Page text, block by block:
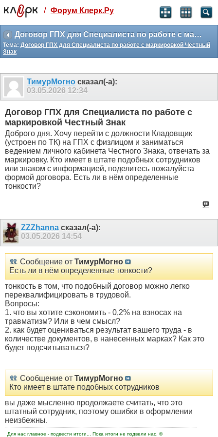
Святые угодники, Клерк без рекламы
прекрасен:)
месяц
99 ₽
259 ₽
-10%
полгода
499
-15%
Отмена Оплатить
/ Форум Клерк.Ру
Договор ГПХ для Специалиста по работе с маркировкой Честный Знак
Тема: Договор ГПХ для Специалиста по работе с маркировкой Честный
Знак
ТимурМогно сказал(-а):
03.05.2026 12:34
Договор ГПХ для Специалиста по работе с
маркировкой Честный Знак
Доброго дня. Хочу перейти с должности Кладовщик
(устроен по ТК) на ГПХ с физлицом и заниматься
ведением личного кабинета Честного Знака, отвечать за
маркировку. Кто имеет в штате подобных сотрудников
или знаком с информацией, поделитесь пожалуйста
формой договора. Есть ли в нём определенные
тонкости?
ZZZhannaсказал(-а):
03.05.2026 14:54
Сообщение от ТимурМогно
Есть ли в нём определенные тонкости?
тонкость в том, что подобный договор можно легко
переквалифицировать в трудовой.
Вопросы:
1. что вы хотите сэкономить - 0,2% на взносах на
травматизм? Или в чем смысл?
2. как будет оцениваться результат вашего труда - в
количестве документов, в нанесенных марках? Как это
будет подсчитываться?
Сообщение от ТимурМогно
Кто имеет в штате подобных сотрудников
вы даже мысленно продолжаете считать, что это
штатный сотрудник, поэтому ошибки в оформлении
неизбежны.
Для нас главное - подвести итоги... Пока итоги не подвели нас. ©